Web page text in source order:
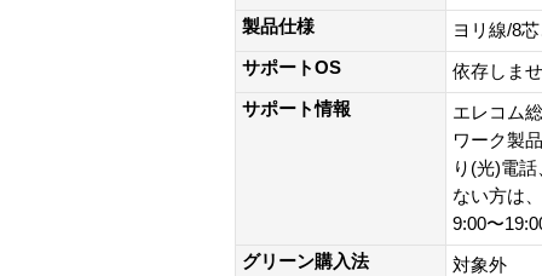
製品仕様
ヨリ線/8
サポートOS
依存しま
サポート情報
エレコム
ワーク製
り(光)電
ない方は
9:00〜
グリーン購入法
対象外